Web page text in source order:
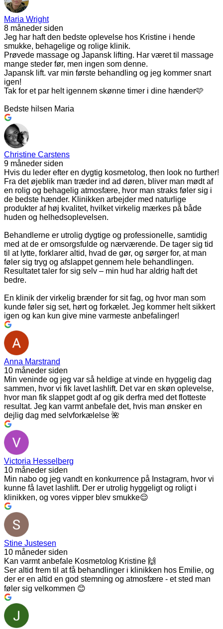
Maria Wright
8 måneder siden
Jeg har haft den bedste oplevelse hos Kristine i hende
smukke, behagelige og rolige klinik.
Prøvede massage og Japansk lifting. Har været til massage
mange steder før, men ingen som denne.
Japansk lift. var min første behandling og jeg kommer snart
igen!
Tak for et par helt igennem skønne timer i dine hænder🩷
Bedste hilsen Maria
Christine Carstens
9 måneder siden
Hvis du leder efter en dygtig kosmetolog, then look no further!
Fra det øjeblik man træder ind ad døren, bliver man mødt af
en rolig og behagelig atmosfære, hvor man straks føler sig i
de bedste hænder. Klinikken arbejder med naturlige
produkter af høj kvalitet, hvilket virkelig mærkes på både
huden og helhedsoplevelsen.
Behandlerne er utrolig dygtige og professionelle, samtidig
med at de er omsorgsfulde og nærværende. De tager sig tid
til at lytte, forklarer altid, hvad de gør, og sørger for, at man
føler sig tryg og afslappet gennem hele behandlingen.
Resultatet taler for sig selv – min hud har aldrig haft det
bedre.
En klinik der virkelig brænder for sit fag, og hvor man som
kunde føler sig set, hørt og forkælet. Jeg kommer helt sikkert
igen og kan kun give mine varmeste anbefalinger!
Anna Marstrand
10 måneder siden
Min veninde og jeg var så heldige at vinde en hyggelig dag
sammen, hvor vi fik lavet lashlift. Det var en skøn oplevelse,
hvor man fik slappet godt af og gik derfra med det flotteste
resultat. Jeg kan varmt anbefale det, hvis man ønsker en
dejlig dag med selvforkælelse 🌺
Victoria Hesselberg
10 måneder siden
Min nabo og jeg vandt en konkurrence på Instagram, hvor vi
kunne få lavet lashlift. Der er utrolig hyggeligt og roligt i
klinikken, og vores vipper blev smukke😌
Stine Justesen
10 måneder siden
Kan varmt anbefale Kosmetolog Kristine 🙌
Ser altid frem til at få behandlinger i klinikken hos Emilie, og
der er en altid en god stemning og atmosfære - et sted man
føler sig velkommen 😊